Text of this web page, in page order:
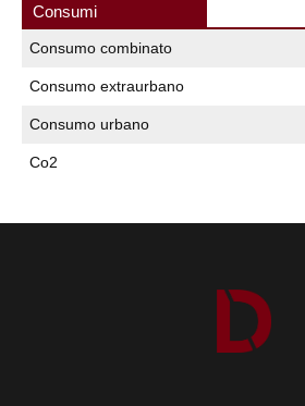
Consumi
Consumo combinato
Consumo extraurbano
Consumo urbano
Co2